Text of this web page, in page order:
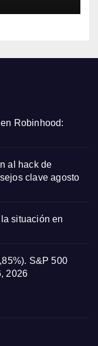
Robinhood:
al hack de
clave agosto
situación en
S&P 500
2026